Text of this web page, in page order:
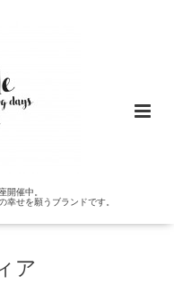
開催中。
せを願うブランドです。
ア